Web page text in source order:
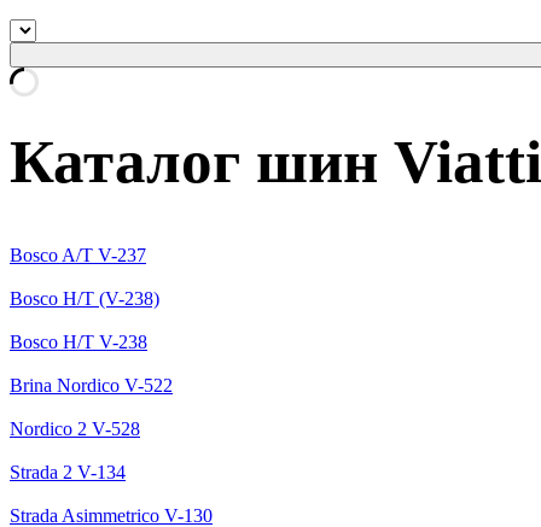
Каталог шин Viatti
Bosco A/T V-237
Bosco H/T (V-238)
Bosco H/T V-238
Brina Nordico V-522
Nordico 2 V-528
Strada 2 V-134
Strada Asimmetrico V-130